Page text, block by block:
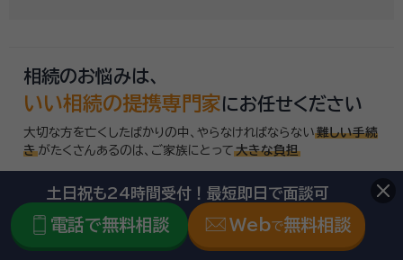
相続のお悩みは、
いい相続の提携専門家にお任せください
大切な方を亡くしたばかりの中、やらなければならない 難しい手続
き がたくさんあるのは、 ご家族にとって 大きな負担
keyboard_arrow_down
土日祝も24時間受付！最短即日で面談可
電話で無料相談 Webで無料相談